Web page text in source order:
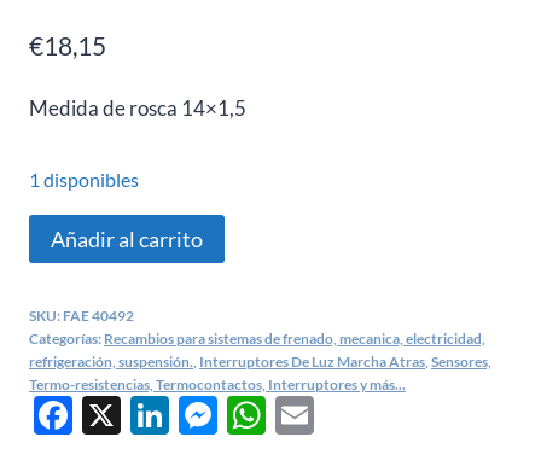
€18,15
Medida de rosca 14×1,5
1 disponibles
Interruptor
de
marcha
atrás
Citroen
C3,
Añadir al carrito
SKU: FAE 40492
Categorías: Recambios para sistemas de frenado, mecanica, electricidad,
refrigeración, suspensión. Interruptores De Luz Marcha Atras Sensores,
Termo-resistencias, Termocontactos, Interruptores y más...
Facebook
X LinkedIn
Messenger
WhatsApp